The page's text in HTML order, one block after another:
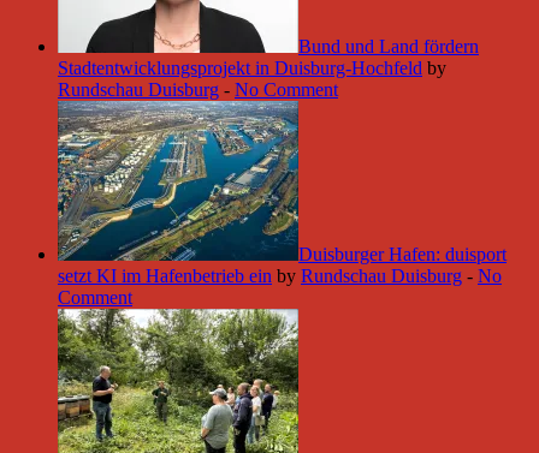
Bund und Land fördern
Stadtentwicklungsprojekt in Duisburg-Hochfeld by
Rundschau Duisburg - No Comment
Duisburger Hafen: duisport
setzt KI im Hafenbetrieb ein by Rundschau Duisburg - No
Comment